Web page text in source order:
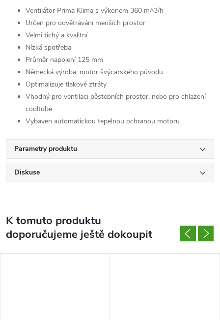
Ventilátor Prima Klima s výkonem 360 m^3/h
Určen pro odvětrávání menších prostor
Velmi tichý a kvalitní
Nízká spotřeba
Průměr napojení 125 mm
Německá výroba, motor švýcarského původu
Optimalizuje tlakové ztráty
Vhodný pro ventilaci pěstebních prostor, nebo pro chlazení
cooltube
Vybaven automatickou tepelnou ochranou motoru
Parametry produktu
Diskuse
K tomuto produktu
doporučujeme ještě dokoupit